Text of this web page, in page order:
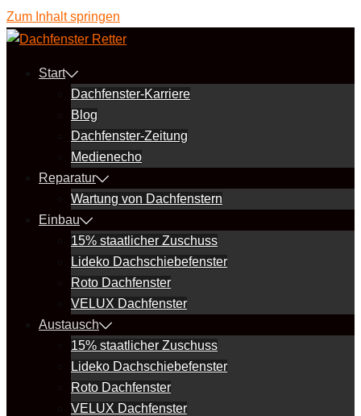
Zum Inhalt springen
Start
Dachfenster-Karriere
Blog
Dachfenster-Zeitung
Medienecho
Reparatur
Wartung von Dachfenstern
Einbau
15% staatlicher Zuschuss
Lideko Dachschiebefenster
Roto Dachfenster
VELUX Dachfenster
Austausch
15% staatlicher Zuschuss
Lideko Dachschiebefenster
Roto Dachfenster
VELUX Dachfenster